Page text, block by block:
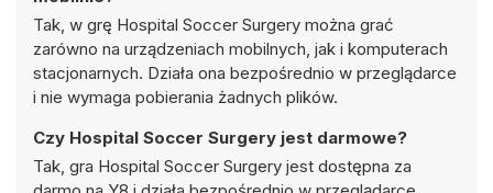
Tak, w grę Hospital Soccer Surgery można grać
zarówno na urządzeniach mobilnych, jak i komputerach
stacjonarnych. Działa ona bezpośrednio w przeglądarce
i nie wymaga pobierania żadnych plików.
Czy Hospital Soccer Surgery jest darmowe?
Tak, gra Hospital Soccer Surgery jest dostępna za